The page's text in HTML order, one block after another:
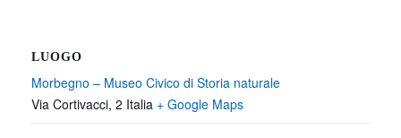
LUOGO
Morbegno – Museo Civico di Storia naturale
Via Cortivacci, 2 Italia + Google Maps